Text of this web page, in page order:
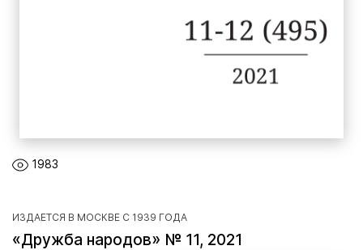
1983
ИЗДАЕТСЯ В МОСКВЕ С 1939 ГОДА
«Дружба народов» № 11, 2021